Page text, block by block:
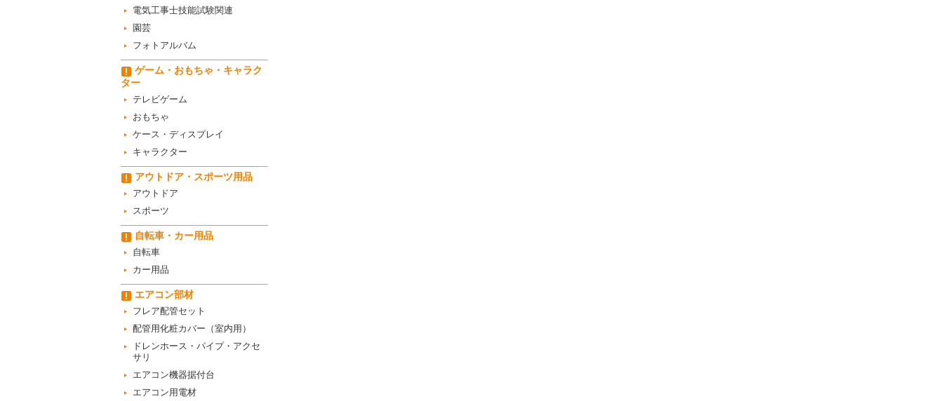
電気工事士技能試験関連
園芸
フォトアルバム
ゲーム・おもちゃ・キャラク
ター
テレビゲーム
おもちゃ
ケース・ディスプレイ
キャラクター
アウトドア・スポーツ用品
アウトドア
スポーツ
自転車・カー用品
自転車
カー用品
エアコン部材
フレア配管セット
配管用化粧カバー（室内用）
ドレンホース・パイプ・アクセ
サリ
エアコン機器据付台
エアコン用電材